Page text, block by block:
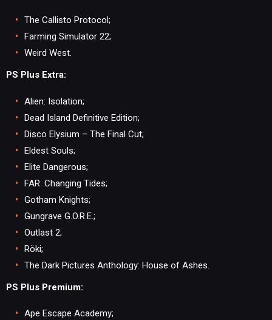
RECENZJE
KULTURA
RETRO
The Callisto Protocol;
Farming Simulator 22;
Weird West.
PS Plus Extra:
Alien: Isolation;
Dead Island Definitive Edition;
Disco Elysium – The Final Cut;
Eldest Souls;
Elite Dangerous;
FAR: Changing Tides;
Gotham Knights;
Gungrave G.O.R.E.;
Outlast 2;
Röki;
The Dark Pictures Anthology: House of Ashes.
PS Plus Premium:
Ape Escape Academy;